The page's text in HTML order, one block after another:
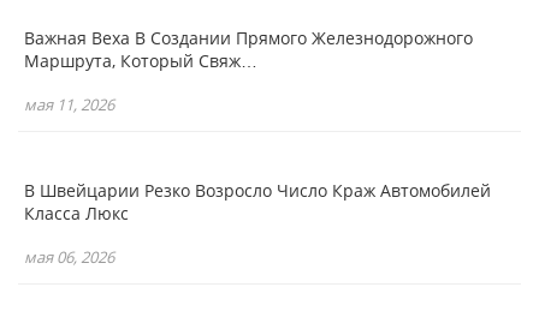
Важная Веха В Создании Прямого Железнодорожного
Маршрута, Который Свяж…
мая 11, 2026
В Швейцарии Резко Возросло Число Краж Автомобилей
Класса Люкс
мая 06, 2026